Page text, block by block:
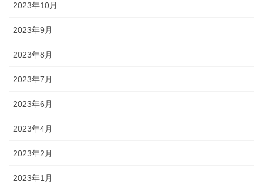
2023年10月
2023年9月
2023年8月
2023年7月
2023年6月
2023年4月
2023年2月
2023年1月